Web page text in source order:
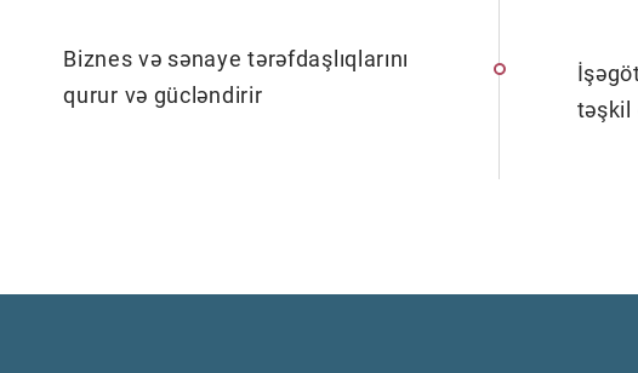
Biznes və sənaye tərəfdaşlıqlarını
qurur və gücləndirir
təşkil